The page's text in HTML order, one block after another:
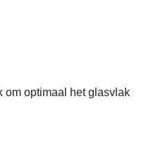
om optimaal het glasvlak